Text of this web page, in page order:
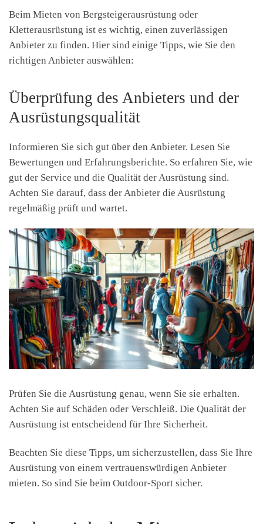
Beim Mieten von Bergsteigerausrüstung oder
Kletterausrüstung ist es wichtig, einen zuverlässigen
Anbieter zu finden. Hier sind einige Tipps, wie Sie den
richtigen Anbieter auswählen:
Überprüfung des Anbieters und der
Ausrüstungsqualität
Informieren Sie sich gut über den Anbieter. Lesen Sie
Bewertungen und Erfahrungsberichte. So erfahren Sie, wie
gut der Service und die Qualität der Ausrüstung sind.
Achten Sie darauf, dass der Anbieter die Ausrüstung
regelmäßig prüft und wartet.
Prüfen Sie die Ausrüstung genau, wenn Sie sie erhalten.
Achten Sie auf Schäden oder Verschleiß. Die Qualität der
Ausrüstung ist entscheidend für Ihre Sicherheit.
Beachten Sie diese Tipps, um sicherzustellen, dass Sie Ihre
Ausrüstung von einem vertrauenswürdigen Anbieter
mieten. So sind Sie beim Outdoor-Sport sicher.